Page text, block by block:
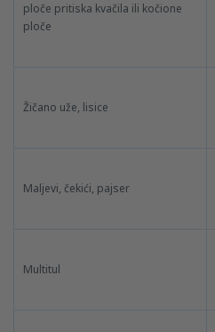
ploče pritiska kvačila ili kočione
ploče
Žičano uže, lisice
Maljevi, čekići, pajser
Multitul